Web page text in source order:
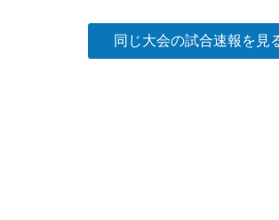
同じ大会の試合速報を見